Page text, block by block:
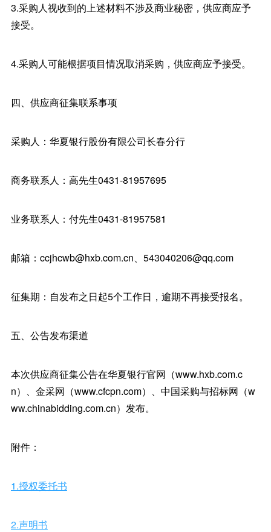
3.采购人视收到的上述材料不涉及商业秘密，供应商应予
接受。
4.采购人可能根据项目情况取消采购，供应商应予接受。
四、供应商征集联系事项
采购人：华夏银行股份有限公司长春分行
商务联系人：高先生0431-81957695
业务联系人：付先生0431-81957581
邮箱：ccjhcwb@hxb.com.cn、543040206@qq.com
征集期：自发布之日起5个工作日，逾期不再接受报名。
五、公告发布渠道
本次供应商征集公告在华夏银行官网（www.hxb.com.c
n）、金采网（www.cfcpn.com）、中国采购与招标网（w
ww.chinabidding.com.cn）发布。
附件：
1.授权委托书
2.声明书